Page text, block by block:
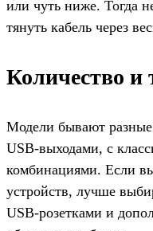
или чуть ниже. Тогда
тянуть кабель через
Количество и
Модели бывают
USB-выходами, с
комбинациями. Если
устройств, лучше
USB-розетками и